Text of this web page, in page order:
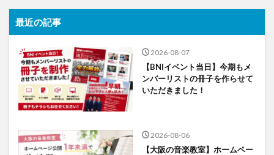
最近の記事
2026-08-07
【BNIイベント当日】今期もメ
ンバーリストの冊子を作らせて
いただきました！
2026-08-06
【大阪の音楽教室】ホームペー